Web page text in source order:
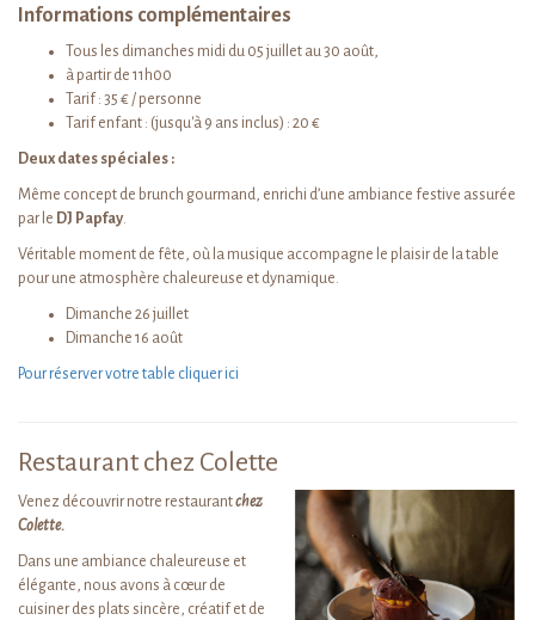
Informations complémentaires
Tous les dimanches midi du 05 juillet au 30 août,
à partir de 11h00
Tarif : 35 € / personne
Tarif enfant : (jusqu'à 9 ans inclus) : 20 €
Deux dates spéciales :
Même concept de brunch gourmand, enrichi d’une ambiance festive assurée
par le DJ Papfay.
Véritable moment de fête, où la musique accompagne le plaisir de la table
pour une atmosphère chaleureuse et dynamique.
Dimanche 26 juillet
Dimanche 16 août
Pour réserver votre table cliquer ici
Restaurant chez Colette
Venez découvrir notre restaurantchez
Colette.
Dans une ambiance chaleureuse et
élégante, nous avons à cœur de
cuisiner des plats sincère, créatif et de